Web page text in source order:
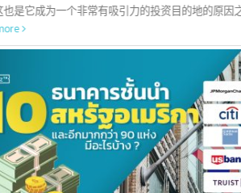
领先银行和其他 200 多家银行
企业家或品牌所有者可能还不太了解，或者是正
行业务信息的人士。在投资之前了解各家银行的
前，香港的商业市场仍然保持稳定，并且机会众
常有吸引力的投资目的地的原因之一。